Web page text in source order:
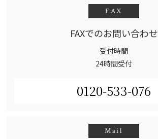
FAX
FAXでのお問い合わせ
受付時間
24時間受付
0120-533-076
Mail